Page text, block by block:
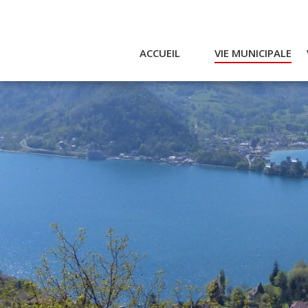
ACCUEIL VIE MUNICIPALE
Actualités et agenda
Conseil municipal
Actes
Réglementaires
Services municipaux
Intercommunalité
Emplois / Marchés
Finances